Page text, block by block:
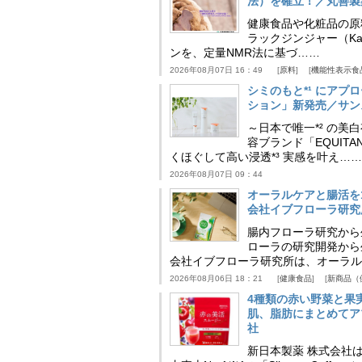
健康食品や化粧品の
ラックジンジャー（
ンを、定量NMR法に基づ……
2026年08月07日 16：49 原料 機能性表示食
シミのもと*¹ にアプ
ション」新発売／サ
～日本で唯一*² の美
容ブランド「
くほぐして高い浸透*³ 実感を叶え……
2026年08月07日 09：44
オーラルケアと腸活
会社イブフローラ研
腸内フローラ研究か
ローラの研究開発か
会社イブフローラ研究所は、オーラ
2026年08月06日 18：21 健康食品 新商品（
4種類の赤い野菜と果
肌、脂肪にまとめて
社
新日本製薬 株式会社